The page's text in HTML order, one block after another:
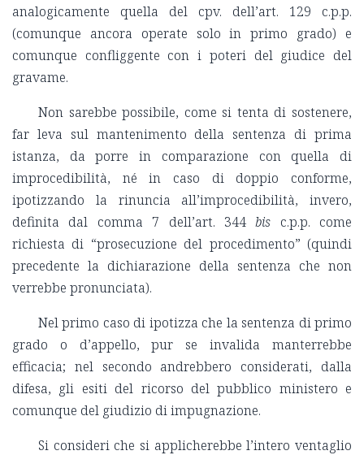
analogicamente quella del cpv. dell’art. 129 c.p.p.
(comunque ancora operate solo in primo grado) e
comunque confliggente con i poteri del giudice del
gravame.
Non sarebbe possibile, come si tenta di sostenere,
far leva sul mantenimento della sentenza di prima
istanza, da porre in comparazione con quella di
improcedibilità, né in caso di doppio conforme,
ipotizzando la rinuncia all’improcedibilità, invero,
definita dal comma 7 dell’art. 344bis c.p.p. come
richiesta di “prosecuzione del procedimento” (quindi
precedente la dichiarazione della sentenza che non
verrebbe pronunciata).
Nel primo caso di ipotizza che la sentenza di primo
grado o d’appello, pur se invalida manterrebbe
efficacia; nel secondo andrebbero considerati, dalla
difesa, gli esiti del ricorso del pubblico ministero e
comunque del giudizio di impugnazione.
Si consideri che si applicherebbe l’intero ventaglio